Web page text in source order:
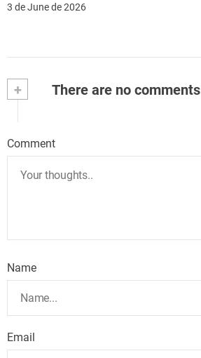
3 de June de 2026
+ There are no comments
Comment
Name
Email